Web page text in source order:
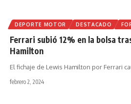
DEPORTE MOTOR DESTACADO
Ferrari subió 12% en la bolsa
Hamilton
El fichaje de Lewis Hamilton por Ferrari
febrero 2, 2024